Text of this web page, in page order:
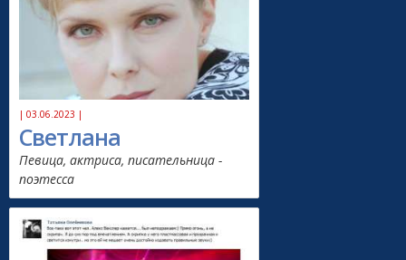
| 03.06.2023 |
Светлана
Певица, актриса, писательница -
поэтесса